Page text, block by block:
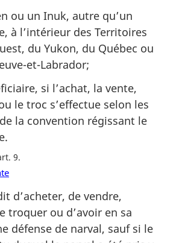
ou un Inuk, autre qu’un
à l’intérieur des Territoires
du Yukon, du Québec ou
et-Labrador;
si l’achat, la vente,
le troc s’effectue selon les
la convention régissant le
9
d’acheter, de vendre,
troquer ou d’avoir en sa
défense de narval, sauf si le